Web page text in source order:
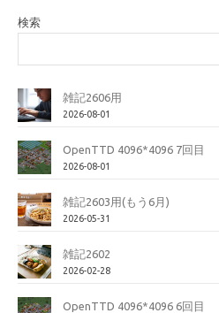
検索
雑記2606用
2026-08-01
OpenTTD 4096*4096 7回目
2026-08-01
雑記2603用(もう6月)
2026-05-31
雑記2602
2026-02-28
OpenTTD 4096*4096 6回目